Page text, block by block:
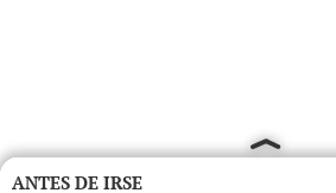
ANTES DE IRSE